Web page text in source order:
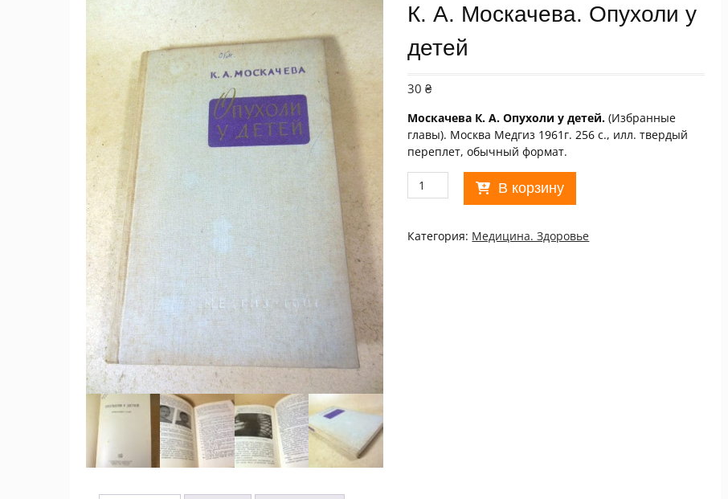
К. А. Москачева. Опухоли у
детей
30₴
Москачева К. А. Опухоли у детей.(Избранные
главы). Москва Медгиз 1961г. 256 с., илл. твердый
переплет, обычный формат.
Количество
товара
А.
Москачева.
В корзину
Категория: Медицина. Здоровье